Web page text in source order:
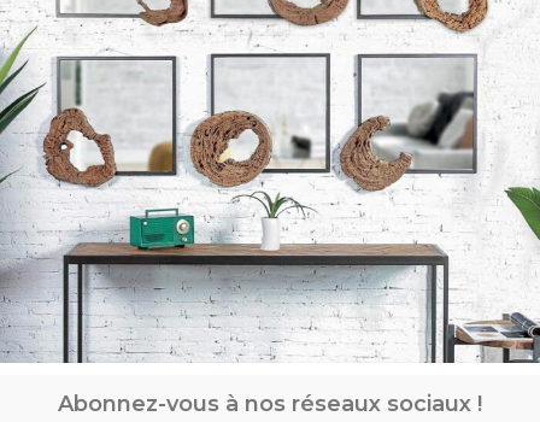
Abonnez-vous à nos réseaux sociaux !